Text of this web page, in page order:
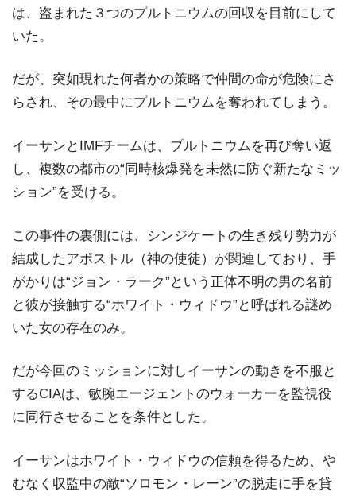
は、盗まれた３つのプルトニウムの回収を目前にして
いた。
だが、突如現れた何者かの策略で仲間の命が危険にさ
らされ、その最中にプルトニウムを奪われてしまう。
イーサンとIMFチームは、プルトニウムを再び奪い返
し、複数の都市の“同時核爆発を未然に防ぐ新たなミッ
ション”を受ける。
この事件の裏側には、シンジケートの生き残り勢力が
結成したアポストル（神の使徒）が関連しており、手
がかりは“ジョン・ラーク”という正体不明の男の名前
と彼が接触する“ホワイト・ウィドウ”と呼ばれる謎め
いた女の存在のみ。
だが今回のミッションに対しイーサンの動きを不服と
するCIAは、敏腕エージェントのウォーカーを監視役
に同行させることを条件とした。
イーサンはホワイト・ウィドウの信頼を得るため、や
むなく収監中の敵“ソロモン・レーン”の脱走に手を貸